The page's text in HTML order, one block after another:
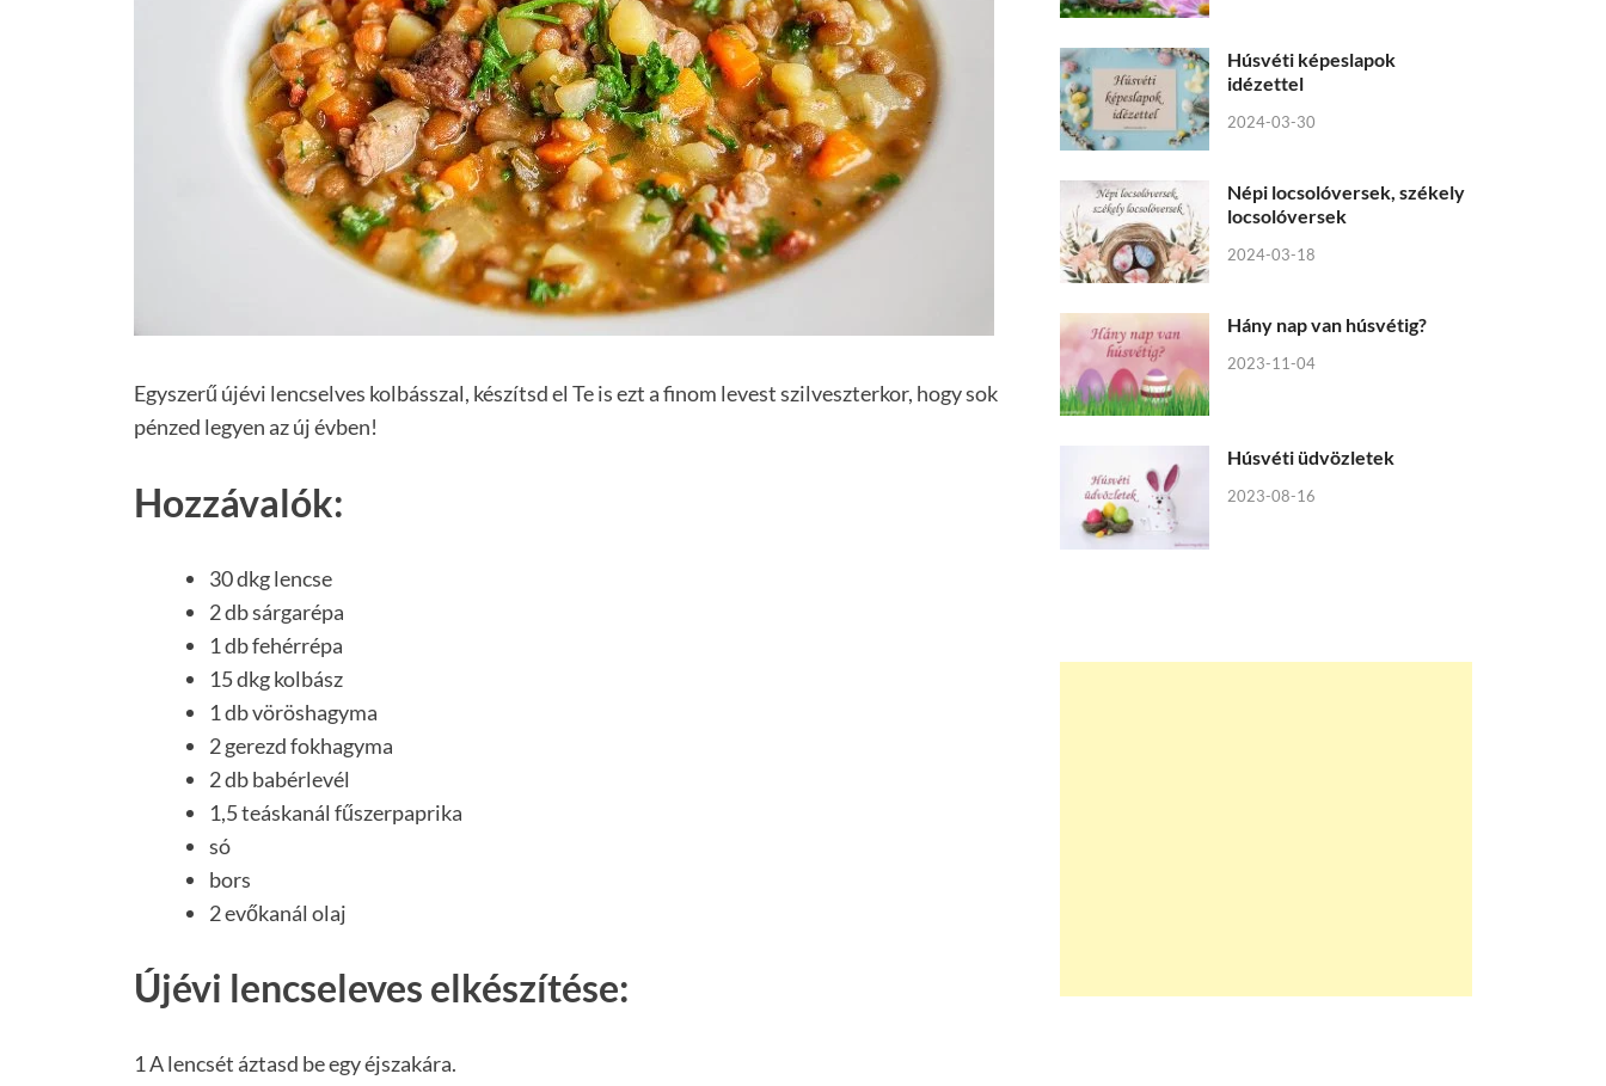
Egyszerű újévi lencselves kolbásszal, készítsd el Te is ezt a finom levest szilveszterkor, hogy sok
pénzed legyen az új évben!
Hozzávalók:
30 dkg lencse
2 db sárgarépa
1 db fehérrépa
15 dkg kolbász
1 db vöröshagyma
2 gerezd fokhagyma
2 db babérlevél
1,5 teáskanál fűszerpaprika
só
bors
2 evőkanál olaj
Újévi lencseleves elkészítése:
1 A lencsét áztasd be egy éjszakára.
Húsvéti képeslapok
idézettel
2024-03-30
Népi locsolóversek, székely
locsolóversek
2024-03-18
Hány nap van húsvétig?
2023-11-04
Húsvéti üdvözletek
2023-08-16